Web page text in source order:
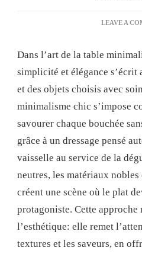
LEAVE A
Dans l’art de la table
simplicité et élégance s’écrit
et des objets choisis avec
minimalisme chic s’impose
savourer chaque bouchée
grâce à un dressage pensé
vaisselle au service de la
neutres, les matériaux nobles
créent une scène où le plat
protagoniste. Cette approche
l’esthétique: elle remet
textures et les saveurs, en